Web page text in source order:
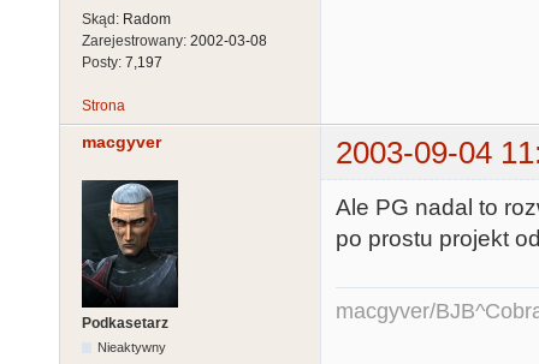
Skąd: Radom
Zarejestrowany: 2002-03-08
Posty: 7,197
Strona
macgyver 2003-09-04
Podkasetarz
Nieaktywny
Ale PG nadal to
po prostu projekt
macgyver/